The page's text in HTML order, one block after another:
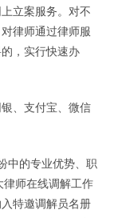
立案服务。对不
律师通过律师服
，实行快速办
、支付宝、微信
中的专业优势、职
师在线调解工作
特邀调解员名册